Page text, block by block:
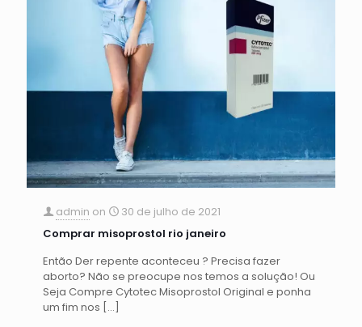
admin on
30 de julho de 2021
Comprar misoprostol rio janeiro
Então Der repente aconteceu ? Precisa fazer
aborto? Não se preocupe nos temos a solução! Ou
Seja Compre Cytotec Misoprostol Original e ponha
um fim nos […]